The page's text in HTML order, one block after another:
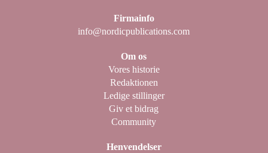
Firmainfo
info@nordicpublications.com
Om os
Vores historie
Redaktionen
Ledige stillinger
Giv et bidrag
Community
Henvendelser